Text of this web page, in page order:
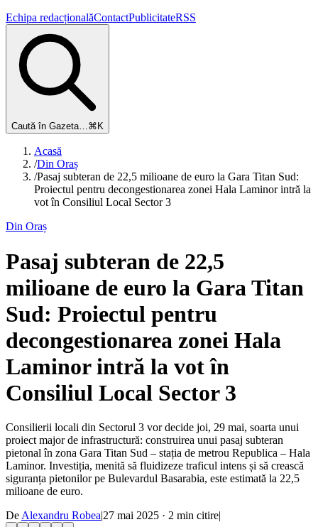
Echipa redacționalăContactPublicitateRSS
Caută în Gazeta…⌘K
Acasă
/Din Oraș
/Pasaj subteran de 22,5 milioane de euro la Gara Titan Sud:
Proiectul pentru decongestionarea zonei Hala Laminor intră la
vot în Consiliul Local Sector 3
Din Oraș
Pasaj subteran de 22,5
milioane de euro la Gara Titan
Sud: Proiectul pentru
decongestionarea zonei Hala
Laminor intră la vot în
Consiliul Local Sector 3
Consilierii locali din Sectorul 3 vor decide joi, 29 mai, soarta unui
proiect major de infrastructură: construirea unui pasaj subteran
pietonal în zona Gara Titan Sud – stația de metrou Republica – Hala
Laminor. Investiția, menită să fluidizeze traficul intens și să crească
siguranța pietonilor pe Bulevardul Basarabia, este estimată la 22,5
milioane de euro.
De Alexandru Robea|27 mai 2025 · 2 min citire|